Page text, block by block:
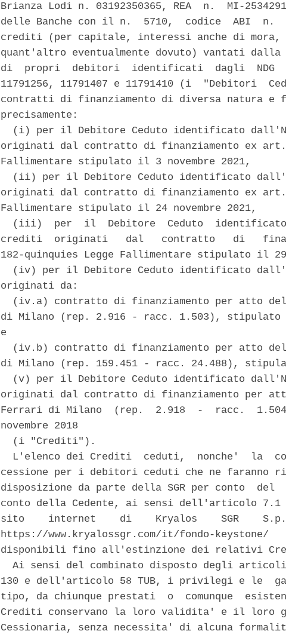
Brianza Lodi n. 03192350365, REA  n.  MI-
delle Banche con il n.  5710,  codice  ABI  n.
crediti (per capitale, interessi anche di mora,
quant'altro eventualmente dovuto) vantati dalla
di  propri  debitori  identificati  dagli  NDG
11791256, 11791407 e 11791410 (i  "Debitori
contratti di finanziamento di diversa natura e
precisamente:
(i) per il Debitore Ceduto identificato
originati dal contratto di finanziamento ex art.
Fallimentare stipulato il 3 novembre 2021,
(ii) per il Debitore Ceduto identificato
originati dal contratto di finanziamento ex art.
Fallimentare stipulato il 24 novembre 2021,
(iii)  per  il  Debitore  Ceduto
crediti  originati   dal   contratto   di
182-quinquies Legge Fallimentare stipulato il 29
(iv) per il Debitore Ceduto identificato
originati da:
(iv.a) contratto di finanziamento per atto
di Milano (rep. 2.916 - racc. 1.503), stipulato
e
(iv.b) contratto di finanziamento per atto
di Milano (rep. 159.451 - racc. 24.488),
(v) per il Debitore Ceduto identificato
originati dal contratto di finanziamento per
Ferrari di Milano  (rep.  2.918  -  racc.
novembre 2018
  (i "Crediti").
L'elenco dei Crediti  ceduti,  nonche'  la
cessione per i debitori ceduti che ne faranno
disposizione da parte della SGR per conto  del
conto della Cedente, ai sensi dell'articolo 7.1
sito    internet    di    Kryalos    SGR
https://www.kryalossgr.com/it/fondo-
disponibili fino all'estinzione dei relativi
Ai sensi del combinato disposto degli
130 e dell'articolo 58 TUB, i privilegi e le
tipo, da chiunque prestati  o  comunque
Crediti conservano la loro validita' e il loro
Cessionaria, senza necessita' di alcuna